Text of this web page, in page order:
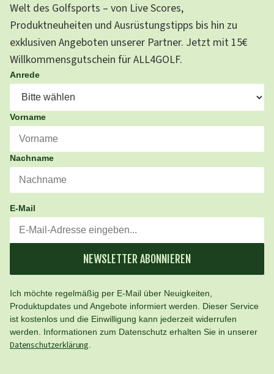
Welt des Golfsports – von Live Scores,
Produktneuheiten und Ausrüstungstipps bis hin zu
exklusiven Angeboten unserer Partner. Jetzt mit 15€
Willkommensgutschein für ALL4GOLF.
Anrede
Vorname
Nachname
E-Mail
NEWSLETTER ABONNIEREN
Ich möchte regelmäßig per E-Mail über Neuigkeiten,
Produktupdates und Angebote informiert werden. Dieser Service
ist kostenlos und die Einwilligung kann jederzeit widerrufen
werden. Informationen zum Datenschutz erhalten Sie in unserer
Datenschutzerklärung